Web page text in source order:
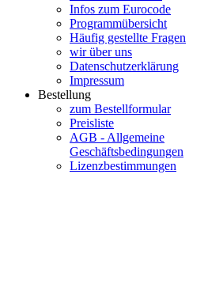
Infos zum Eurocode
Programmübersicht
Häufig gestellte Fragen
wir über uns
Datenschutzerklärung
Impressum
Bestellung
zum Bestellformular
Preisliste
AGB - Allgemeine
Geschäftsbedingungen
Lizenzbestimmungen